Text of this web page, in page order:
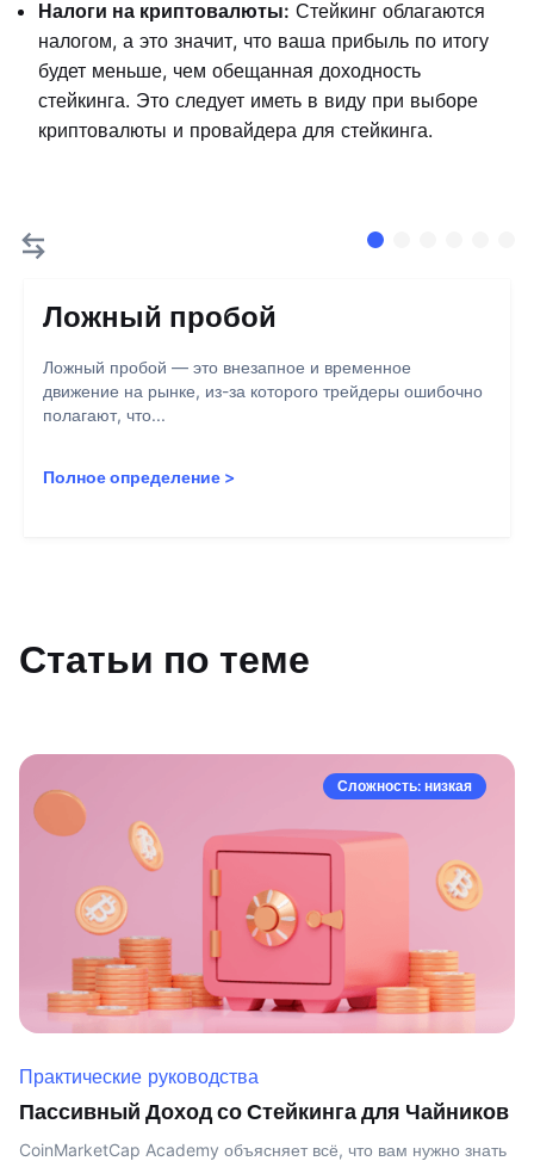
Налоги на криптовалюты: Стейкинг облагаются
налогом, а это значит, что ваша прибыль по итогу
будет меньше, чем обещанная доходность
стейкинга. Это следует иметь в виду при выборе
криптовалюты и провайдера для стейкинга.
Ложный пробой
Ложный пробой — это внезапное и временное
движение на рынке, из-за которого трейдеры ошибочно
полагают, что...
Полное определение >
Статьи по теме
Сложность: низкая
Практические руководства
Пассивный Доход со Стейкинга для Чайников
CoinMarketCap Academy объясняет всё, что вам нужно знать